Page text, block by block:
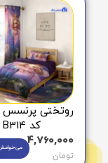
روتختی پرنسس
کد B314
4,760,000
تومان